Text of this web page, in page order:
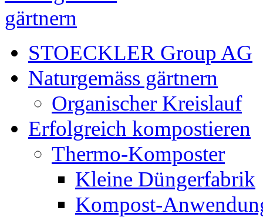
STOECKLER Group AG
Naturgemäss gärtnern
Organischer Kreislauf
Erfolgreich kompostieren
Thermo-Komposter
Kleine Düngerfabrik
Kompost-